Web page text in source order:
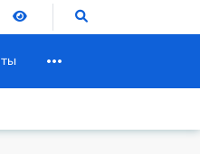
Версия для слабовидящих